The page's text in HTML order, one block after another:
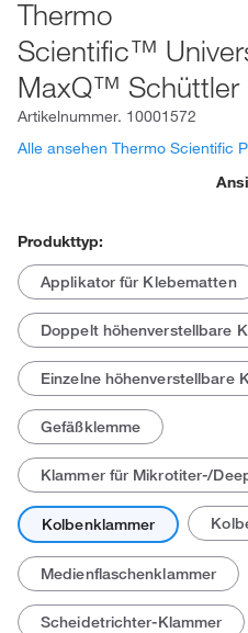
Thermo
Scientific™
MaxQ™ Schüttler
Artikelnummer. 10001572
Alle ansehen Thermo Scientific
Produkttyp:
Applikator für Klebematten
Doppelt höhenverstellbare
Einzelne höhenverstellbare
Gefäßklemme
Klammer für Mikrotiter-/
Kolbenklammer
Medienflaschenklammer
Scheidetrichter-Klammer